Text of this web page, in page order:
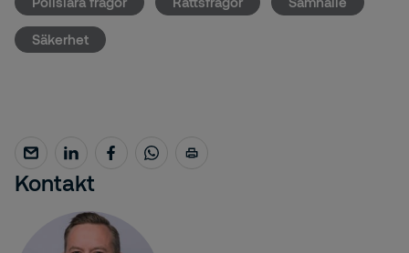
Kontakt
Säkerhet